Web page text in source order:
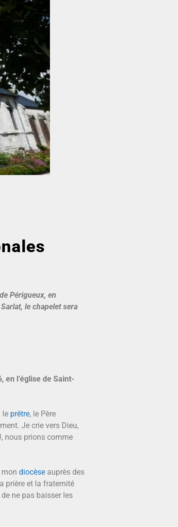
Périgueux, en
le chapelet sera
en l’église de Saint-
le prêtre, le Père
Je crie vers Dieu,
nous prions comme
mon diocèse auprès des
prière et la fraternité
ne pas baisser les